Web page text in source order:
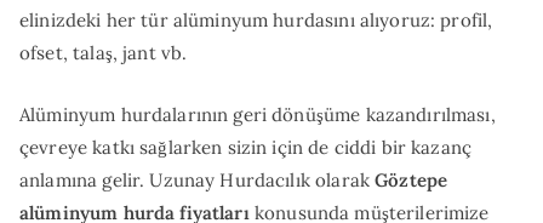
elinizdeki her tür alüminyum hurdasını alıyoruz: profil,
ofset, talaş, jant vb.
Alüminyum hurdalarının geri dönüşüme kazandırılması,
çevreye katkı sağlarken sizin için de ciddi bir kazanç
anlamına gelir. Uzunay Hurdacılık olarakGöztepe
alüminyum hurda fiyatları konusunda müşterilerimize